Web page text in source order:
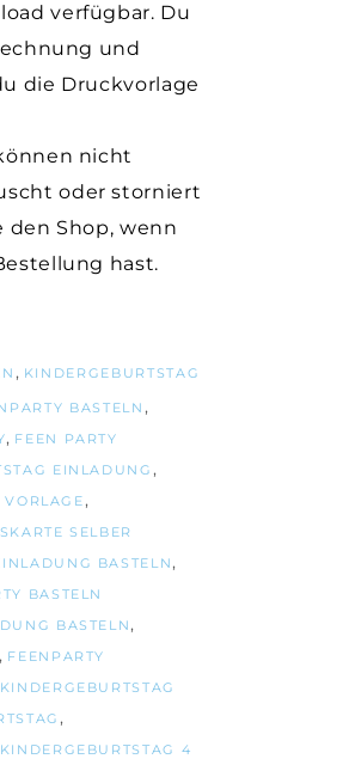
verfügbar. Du
und
die Druckvorlage
nicht
oder storniert
Shop, wenn
hast.
, KINDERGEBURTSTAG
BASTELN ,
, FEEN PARTY
EINLADUNG ,
,
SELBER
BASTELN ,
BASTELN
BASTELN ,
, FEENPARTY
,
KINDERGEBURTSTAG 4